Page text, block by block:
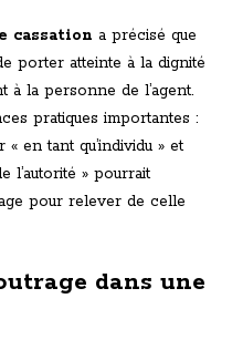
cassation a précisé que
porter atteinte à la dignité
la personne de l’agent.
pratiques importantes :
en tant qu’individu » et
l’autorité » pourrait
pour relever de celle
dans une